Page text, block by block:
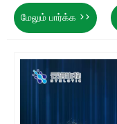
மேலும் பார்க்க >>